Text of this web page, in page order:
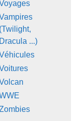
(Twilight,
Dracula ...)